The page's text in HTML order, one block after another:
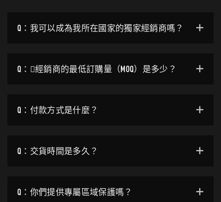
Q：我可以成為我所在國家的獨家經銷商嗎？
Q：經銷商的最低訂購量（MOQ）是多少？
Q：付款方式是什麼？
Q：交貨時間是多久？
Q：你們提供專屬區域保護嗎？